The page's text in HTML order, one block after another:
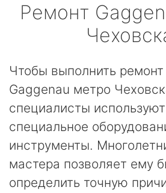
Ремонт
Чтобы выполнить
Gaggenau метро
специалисты
специальное
инструменты.
мастера позволяет ему
определить точную